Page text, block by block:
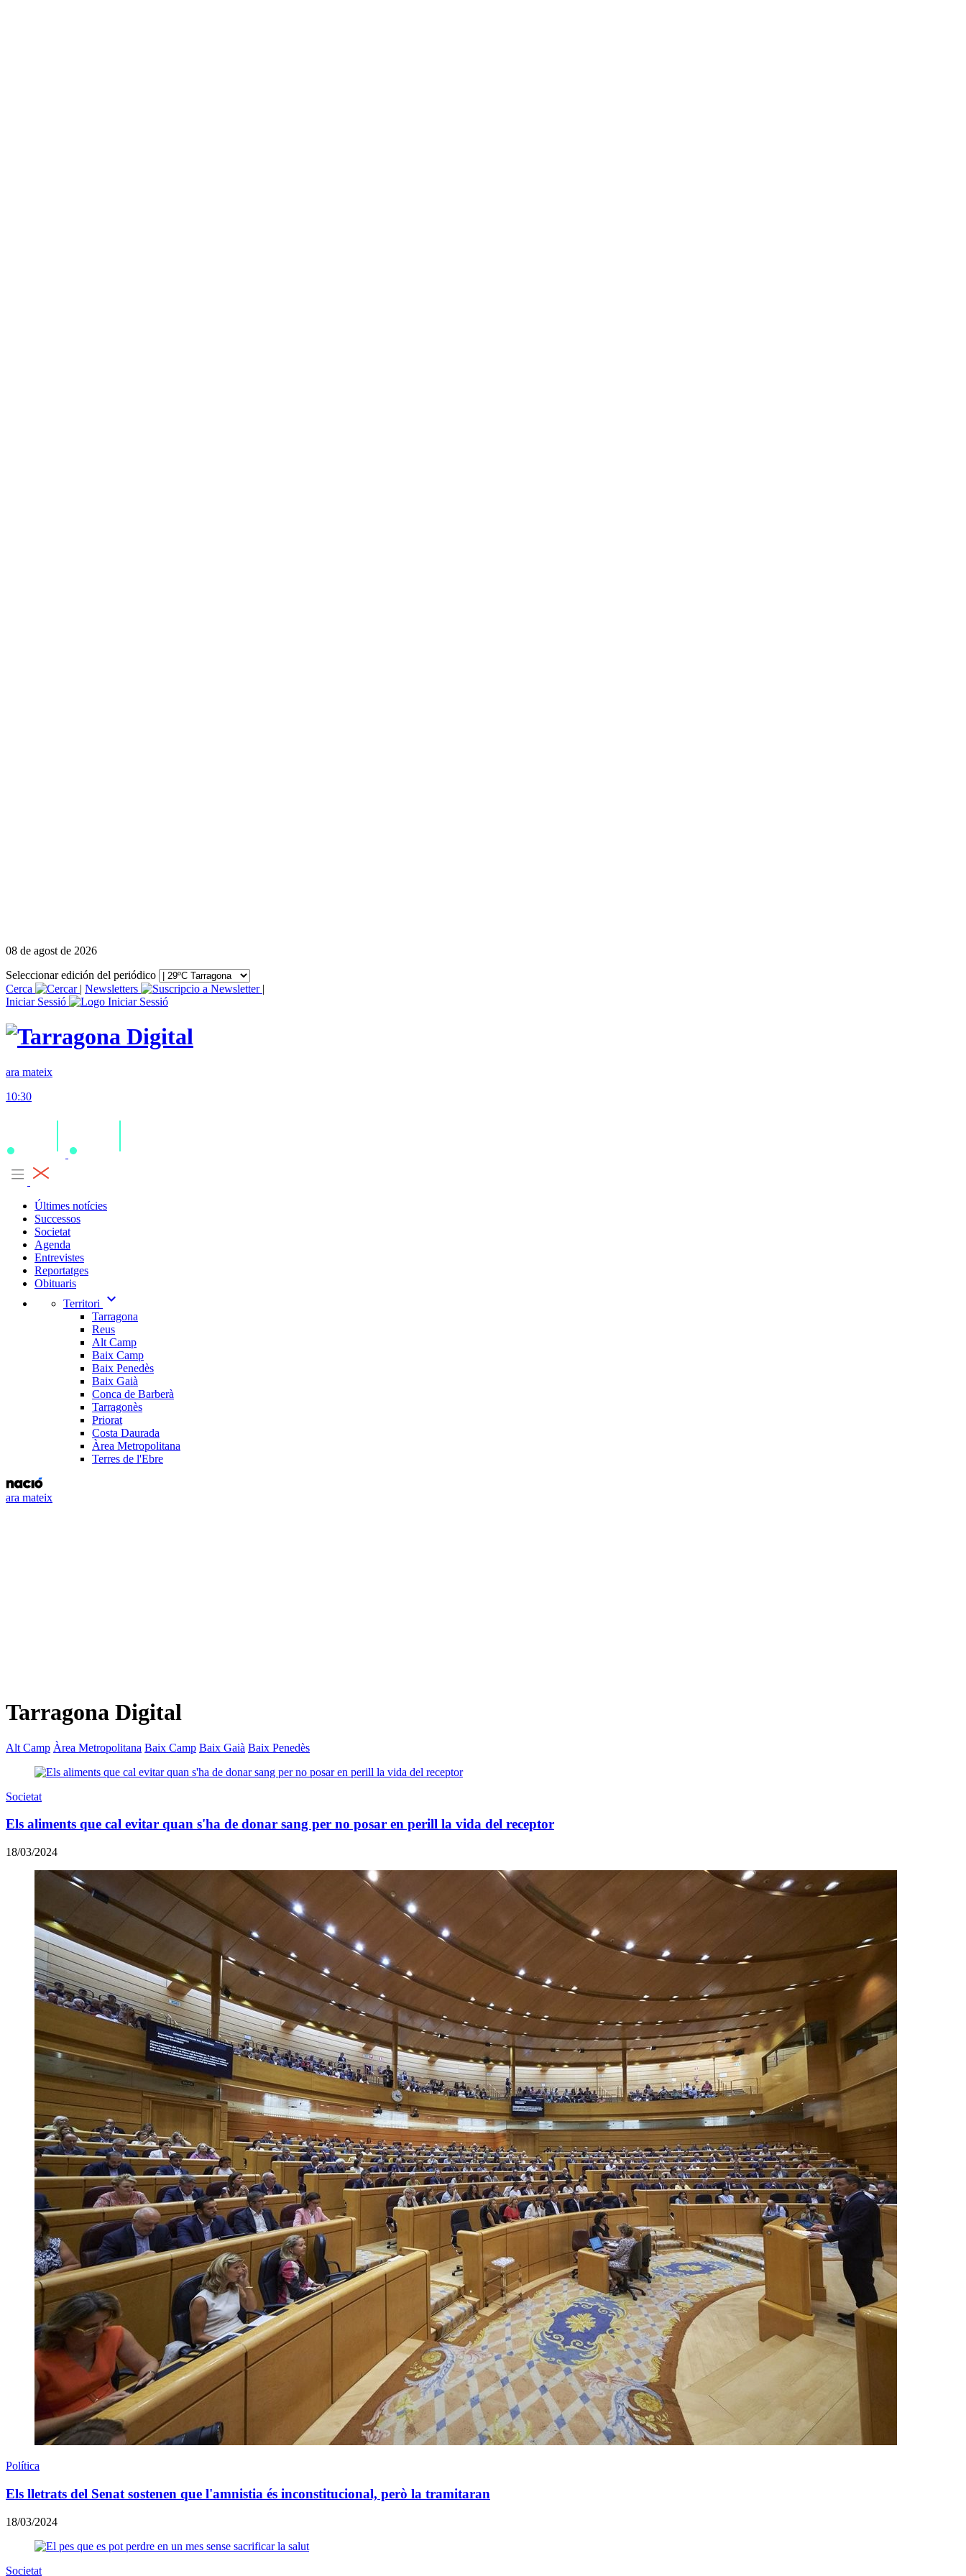
08 de agost de 2026
Seleccionar edición del periódico
Cerca
| Newsletters
|
Iniciar Sessió
ara mateix
10:30
Últimes notícies
Successos
Societat
Agenda
Entrevistes
Reportatges
Obituaris
Territori
expand_more
Tarragona
Reus
Alt Camp
Baix Camp
Baix Penedès
Baix Gaià
Conca de Barberà
Tarragonès
Priorat
Costa Daurada
Àrea Metropolitana
Terres de l'Ebre
ara mateix
Tarragona Digital
Alt Camp Àrea Metropolitana Baix Camp Baix Gaià Baix Penedès
Societat
Els aliments que cal evitar quan s'ha de donar sang per no posar en perill la vida del receptor
18/03/2024
Política
Els lletrats del Senat sostenen que l'amnistia és inconstitucional, però la tramitaran
18/03/2024
Societat